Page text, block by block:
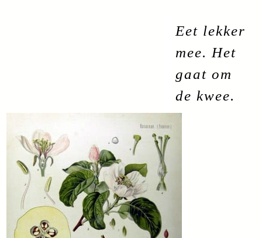
Eet lekker
mee. Het
gaat om
de kwee.